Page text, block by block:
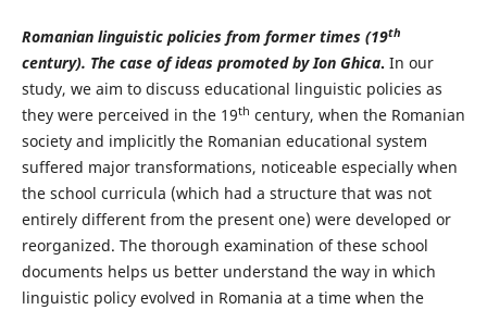
Romanian linguistic policies from former times (19th
century). The case of ideas promoted by Ion Ghica. In our
study, we aim to discuss educational linguistic policies as
they were perceived in the 19th century, when the Romanian
society and implicitly the Romanian educational system
suffered major transformations, noticeable especially when
the school curricula (which had a structure that was not
entirely different from the present one) were developed or
reorganized. The thorough examination of these school
documents helps us better understand the way in which
linguistic policy evolved in Romania at a time when the